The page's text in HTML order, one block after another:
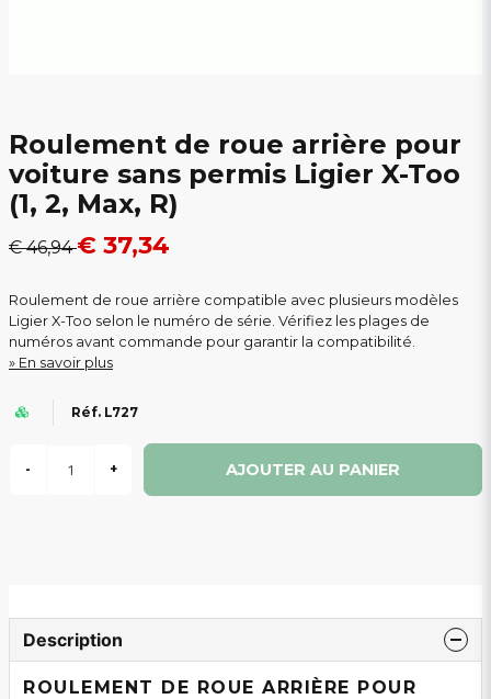
Roulement de roue arrière pour
voiture sans permis Ligier X-Too
(1, 2, Max, R)
€ 46,94€ 37,34
Roulement de roue arrière compatible avec plusieurs modèles
Ligier X-Too selon le numéro de série. Vérifiez les plages de
numéros avant commande pour garantir la compatibilité.
En savoir plus
Réf. L727
- + AJOUTER AU PANIER
Description
ROULEMENT DE ROUE ARRIÈRE POUR